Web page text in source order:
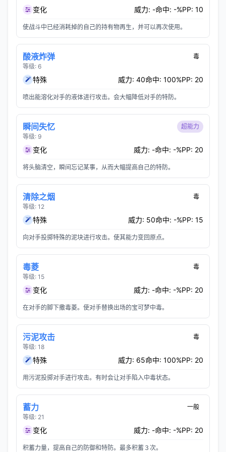
变化 威力: -命中: -%PP: 10
使战斗中已经消耗掉的自己的持有物再生，并可以再次使用。
酸液炸弹
等级: 6
毒
特殊 威力: 40命中: 100%PP: 20
喷出能溶化对手的液体进行攻击。会大幅降低对手的特防。
瞬间失忆
等级: 9
超能力
变化 威力: -命中: -%PP: 20
将头脑清空，瞬间忘记某事，从而大幅提高自己的特防。
清除之烟
等级: 12
毒
特殊 威力: 50命中: -%PP: 15
向对手投掷特殊的泥块进行攻击。使其能力变回原点。
毒菱
等级: 15
毒
变化 威力: -命中: -%PP: 20
在对手的脚下撒毒菱。使对手替换出场的宝可梦中毒。
污泥攻击
等级: 18
毒
特殊 威力: 65命中: 100%PP: 20
用污泥投掷对手进行攻击。有时会让对手陷入中毒状态。
蓄力
等级: 21
一般
变化 威力: -命中: -%PP: 20
积蓄力量，提高自己的防御和特防。最多积蓄３次。